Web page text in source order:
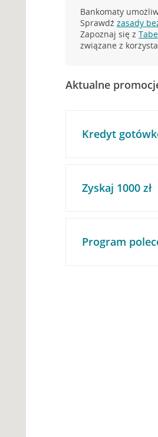
Bankomaty
Sprawdźzasady
Zapoznaj się z
związane z
Aktualne
Kredyt
Zyskaj 1000 zł
Program